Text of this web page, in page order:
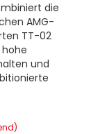
die
AMG-
TT-02
hohe
und